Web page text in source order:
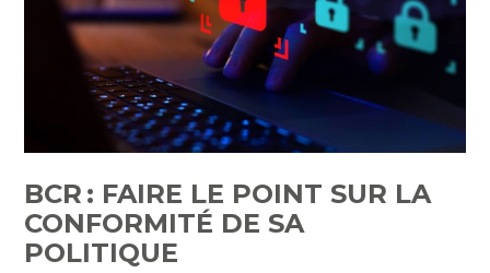
BCR : FAIRE LE POINT SUR LA
CONFORMITÉ DE SA
POLITIQUE